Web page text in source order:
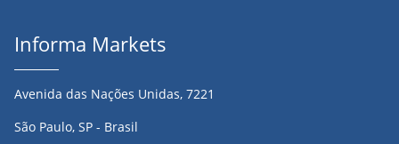
Informa Markets
Avenida das Nações Unidas, 7221
São Paulo, SP - Brasil